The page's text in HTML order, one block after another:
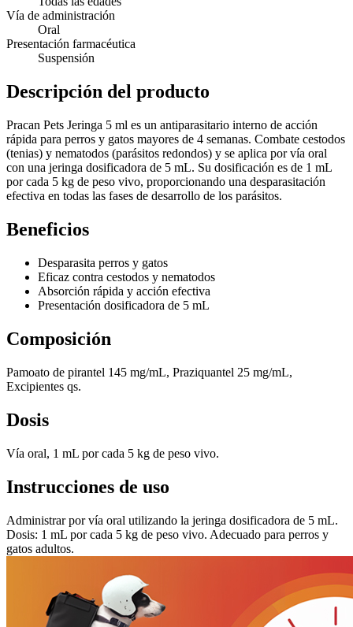
Vía de administración
Oral
Presentación farmacéutica
Suspensión
Descripción del producto
Pracan Pets Jeringa 5 ml es un antiparasitario interno de acción
rápida para perros y gatos mayores de 4 semanas. Combate cestodos
(tenias) y nematodos (parásitos redondos) y se aplica por vía oral
con una jeringa dosificadora de 5 mL. Su dosificación es de 1 mL
por cada 5 kg de peso vivo, proporcionando una desparasitación
efectiva en todas las fases de desarrollo de los parásitos.
Beneficios
Desparasita perros y gatos
Eficaz contra cestodos y nematodos
Absorción rápida y acción efectiva
Presentación dosificadora de 5 mL
Composición
Pamoato de pirantel 145 mg/mL, Praziquantel 25 mg/mL,
Excipientes qs.
Dosis
Vía oral, 1 mL por cada 5 kg de peso vivo.
Instrucciones de uso
Administrar por vía oral utilizando la jeringa dosificadora de 5 mL.
Dosis: 1 mL por cada 5 kg de peso vivo. Adecuado para perros y
gatos adultos.